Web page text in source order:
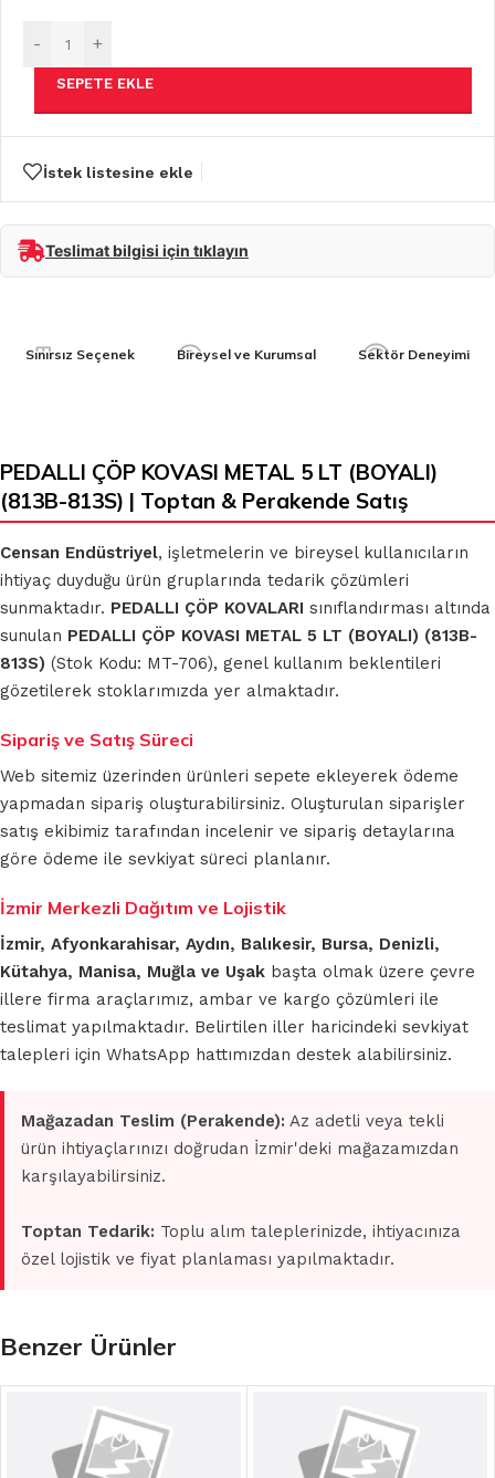
- +
SEPETE EKLE
İstek listesine ekle
Teslimat bilgisi için tıklayın
Sınırsız Seçenek Bireysel ve Kurumsal Sektör Deneyimi
PEDALLI ÇÖP KOVASI METAL 5 LT (BOYALI)
(813B-813S) | Toptan & Perakende Satış
Censan Endüstriyel, işletmelerin ve bireysel kullanıcıların
ihtiyaç duyduğu ürün gruplarında tedarik çözümleri
sunmaktadır. PEDALLI ÇÖP KOVALARI sınıflandırması altında
sunulan PEDALLI ÇÖP KOVASI METAL 5 LT (BOYALI) (813B-
813S) (Stok Kodu: MT-706), genel kullanım beklentileri
gözetilerek stoklarımızda yer almaktadır.
Sipariş ve Satış Süreci
Web sitemiz üzerinden ürünleri sepete ekleyerek ödeme
yapmadan sipariş oluşturabilirsiniz. Oluşturulan siparişler
satış ekibimiz tarafından incelenir ve sipariş detaylarına
göre ödeme ile sevkiyat süreci planlanır.
İzmir Merkezli Dağıtım ve Lojistik
İzmir, Afyonkarahisar, Aydın, Balıkesir, Bursa, Denizli,
Kütahya, Manisa, Muğla ve Uşak başta olmak üzere çevre
illere firma araçlarımız, ambar ve kargo çözümleri ile
teslimat yapılmaktadır. Belirtilen iller haricindeki sevkiyat
talepleri için WhatsApp hattımızdan destek alabilirsiniz.
Mağazadan Teslim (Perakende): Az adetli veya tekli
ürün ihtiyaçlarınızı doğrudan İzmir'deki mağazamızdan
karşılayabilirsiniz.
Toptan Tedarik: Toplu alım taleplerinizde, ihtiyacınıza
özel lojistik ve fiyat planlaması yapılmaktadır.
Benzer Ürünler